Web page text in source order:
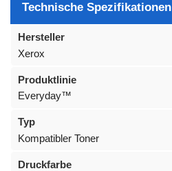
Technische Spezifikationen
Hersteller
Xerox
Produktlinie
Everyday™
Typ
Kompatibler Toner
Druckfarbe